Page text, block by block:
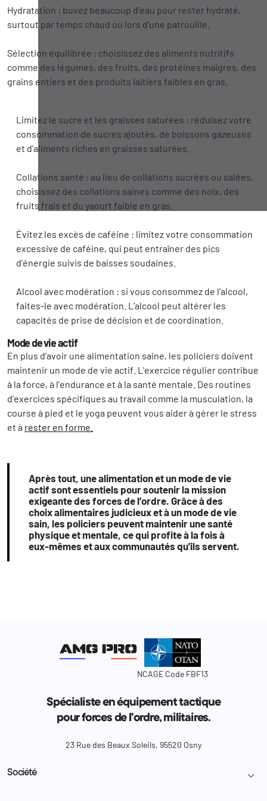
Hydratation : buvez beaucoup d'eau pour rester hydraté,
surtout par temps chaud ou lors d'une patrouille.
Sélection équilibrée : choisissez des aliments nutritifs
comme des légumes, des fruits, des protéines maigres, des
grains entiers et des produits laitiers faibles en gras.
Limitez le sucre et les graisses saturées : réduisez votre
consommation de sucres ajoutés, de boissons gazeuses
et d’aliments riches en graisses saturées.
Collations santé : au lieu de collations sucrées ou salées,
choisissez des collations saines comme des noix, des
fruits frais et du yaourt faible en gras.
Évitez les excès de caféine : limitez votre consommation
excessive de caféine, qui peut entraîner des pics
d’énergie suivis de baisses soudaines.
Alcool avec modération : si vous consommez de l'alcool,
faites-le avec modération. L'alcool peut altérer les
capacités de prise de décision et de coordination.
Mode de vie actif
En plus d’avoir une alimentation saine, les policiers doivent
maintenir un mode de vie actif. L'exercice régulier contribue
à la force, à l'endurance et à la santé mentale. Des routines
d'exercices spécifiques au travail comme la musculation, la
course à pied et le yoga peuvent vous aider à gérer le stress
et à rester en forme.
Après tout, une alimentation et un mode de vie
actif sont essentiels pour soutenir la mission
exigeante des forces de l’ordre. Grâce à des
choix alimentaires judicieux et à un mode de vie
sain, les policiers peuvent maintenir une santé
physique et mentale, ce qui profite à la fois à
eux-mêmes et aux communautés qu'ils servent.
NCAGE Code FBF13
Spécialiste en équipement tactique
pour forces de l'ordre, militaires.
23 Rue des Beaux Soleils, 95520 Osny
Société 